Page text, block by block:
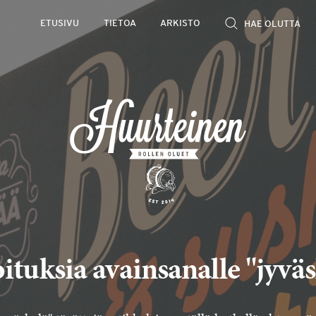
ETUSIVU TIETOA ARKISTO
avainsanalle